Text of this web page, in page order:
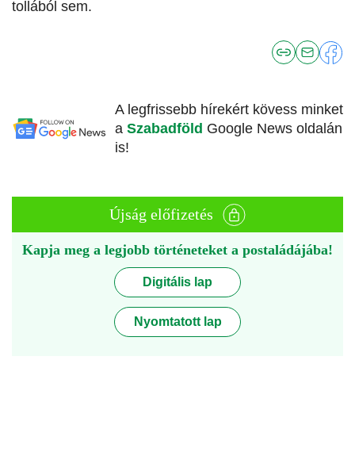
tollából sem.
A legfrissebb hírekért kövess minket
a Szabadföld Google News oldalán
is!
Újság előfizetés
Kapja meg a legjobb történeteket a postaládájába!
Digitális lap
Nyomtatott lap